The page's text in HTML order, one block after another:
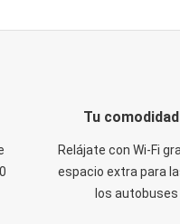
Tu
Relájate con Wi-Fi
espacio extra para
los autobuses